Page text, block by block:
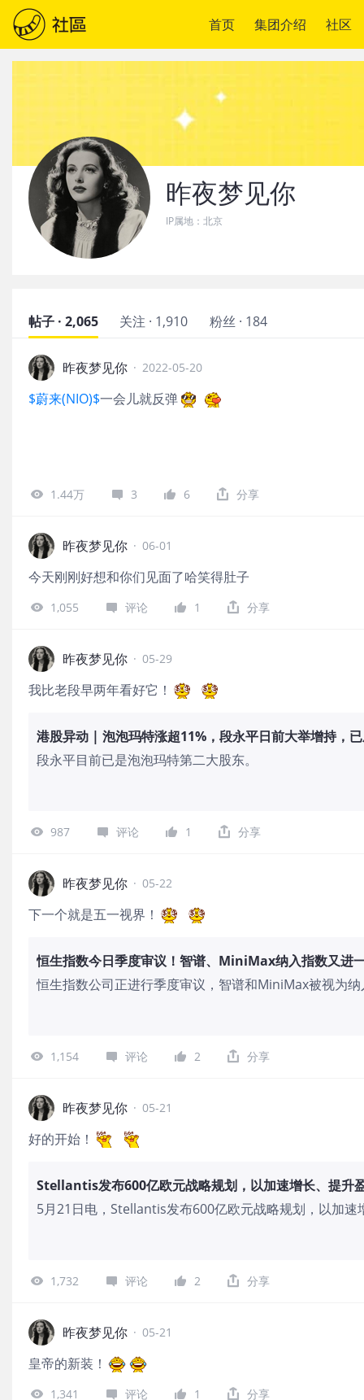
首页 集团介绍 社区
昨夜梦见你
IP属地： 北京
帖子 · 2,065 关注 · 1,910 粉丝 · 184
昨夜梦见你 · 2022-05-20
$蔚来(NIO)$一会儿就反弹
1.44万 3 6 分享
昨夜梦见你 · 06-01
今天刚刚好想和你们见面了哈笑得肚子
1,055 评论 1 分享
昨夜梦见你 · 05-29
我比老段早两年看好它！
港股异动 | 泡泡玛特涨超11%，段永平日前大举增持，
段永平目前已是泡泡玛特第二大股东。
987 评论 1 分享
昨夜梦见你 · 05-22
下一个就是五一视界！
恒生指数今日季度审议！智谱、MiniMax纳入指数又进
恒生指数公司正进行季度审议，智谱和MiniMax被视为
1,154 评论 2 分享
昨夜梦见你 · 05-21
好的开始！
Stellantis发布600亿欧元战略规划，以加速增长、提升
5月21日电，Stellantis发布600亿欧元战略规划，以加
台生产，其中包括全新的STLA One。Stellantis将通过
1,732 评论 2 分享
昨夜梦见你 · 05-21
皇帝的新装！
1,341 评论 1 分享